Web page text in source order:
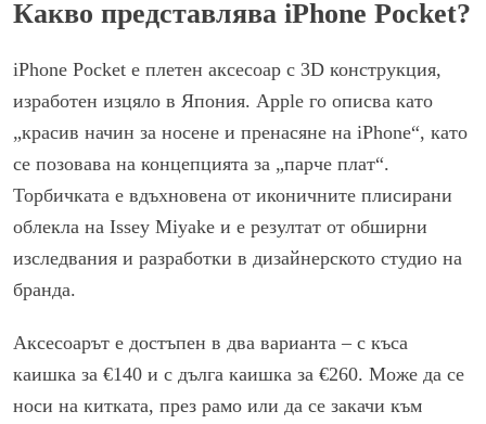
Какво представлява iPhone Pocket?
iPhone Pocket е плетен аксесоар с 3D конструкция,
изработен изцяло в Япония. Apple го описва като
„красив начин за носене и пренасяне на iPhone“, като
се позовава на концепцията за „парче плат“.
Торбичката е вдъхновена от иконичните плисирани
облекла на Issey Miyake и е резултат от обширни
изследвания и разработки в дизайнерското студио на
бранда.
Аксесоарът е достъпен в два варианта – с къса
каишка за €140 и с дълга каишка за €260. Може да се
носи на китката, през рамо или да се закачи към